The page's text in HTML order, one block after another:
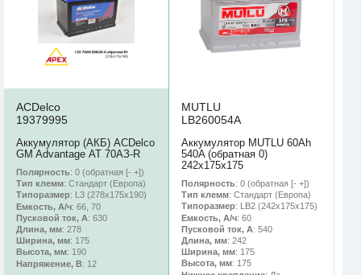
ACDelco
19379995
Аккумулятор (АКБ) ACDelco
GM Advantage АТ 70АЗ-R
Полярность: 0 (обратная [- +])
Тип клемм: Стандарт (Европа)
Типоразмер: L3 (278х175х190)
Емкость, А/ч: 66, 70
Пусковой ток, А: 630
Длина, мм: 278
Ширина, мм: 175
Высота, мм: 190
Напряжение, В: 12
MUTLU
LB260054A
Аккумулятор MUTLU 60Ah
540A (обратная 0)
242x175x175
Полярность: 0 (обратная [- +])
Тип клемм: Стандарт (Европа)
Типоразмер: LB2 (242x175x175)
Емкость, А/ч: 60
Пусковой ток, А: 540
Длина, мм: 242
Ширина, мм: 175
Высота, мм: 175